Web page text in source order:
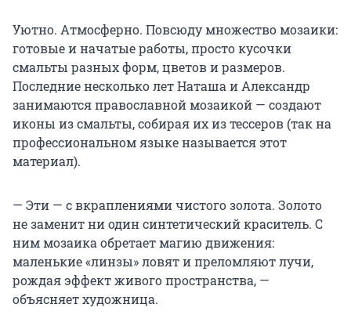
Уютно. Атмосферно. Повсюду множество мозаики:
готовые и начатые работы, просто кусочки
смальты разных форм, цветов и размеров.
Последние несколько лет Наташа и Александр
занимаются православной мозаикой — создают
иконы из смальты, собирая их из тессеров (так на
профессиональном языке называется этот
материал).
— Эти — с вкраплениями чистого золота. Золото
не заменит ни один синтетический краситель. С
ним мозаика обретает магию движения:
маленькие «линзы» ловят и преломляют лучи,
рождая эффект живого пространства, —
объясняет художница.